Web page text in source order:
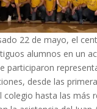
22 de mayo, el
alumnos en un
participaron
desde las
colegio hasta las más